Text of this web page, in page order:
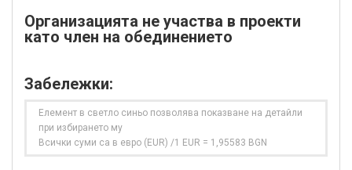
Организацията не участва в проекти
като член на обединението
Забележки:
Елемент в светло синьо позволява показване на детайли
при избирането му
Всички суми са в евро (EUR) /1 EUR = 1,95583 BGN